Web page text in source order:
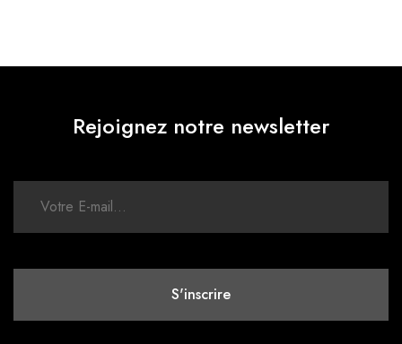
Rejoignez notre newsletter